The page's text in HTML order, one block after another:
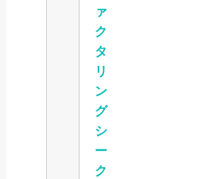
ァ
ク
タ
リ
ン
グ
シ
ー
ク